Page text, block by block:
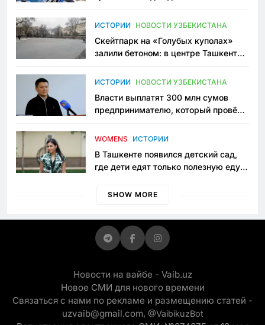
Узбекистане
ИСТОРИИ НОВОСТИ УЗБЕКИСТАНА
Скейтпарк на «Голубых куполах»
залили бетоном: в центре Ташкента
пространство
ИСТОРИИ НОВОСТИ УЗБЕКИСТАНА
Власти выплатят 300 млн сумов
предпринимателю, который провёл
приговору
WOMENS ИСТОРИИ
В Ташкенте появился детский сад,
где дети едят только полезную еду.
просить «кашу без сахара»
SHOW MORE
Новости на вайбе - Vaib.uz
Новое СМИ для нового времени
Связаться с нами по рекламе и размещению статей -
uzvaib@gmail.com, @VaibikuzBot